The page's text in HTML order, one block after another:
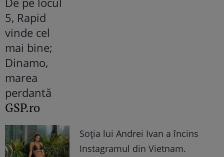
GSP.ro
Soția lui Andrei Ivan a încins
Instagramul din Vietnam.